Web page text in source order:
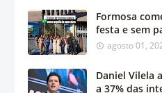
Formosa
festa e sem
agosto 01,
Daniel Vilela
a 37% das